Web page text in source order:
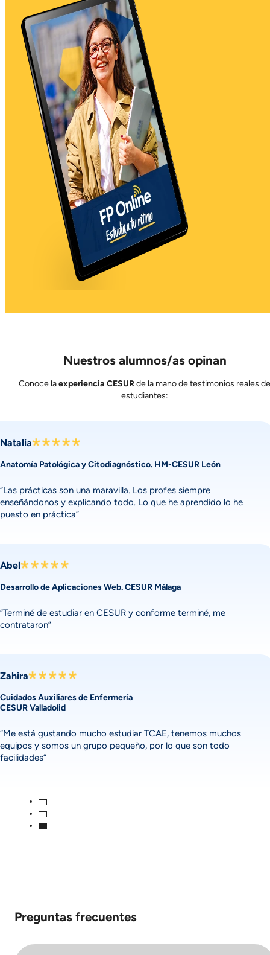
Nuestros alumnos/as opinan
Conoce laexperiencia CESURde la mano de testimonios reales de
estudiantes:
Natalia
Anatomía Patológica y Citodiagnóstico. HM-CESUR León
“Las prácticas son una maravilla. Los profes siempre
enseñándonos y explicando todo. Lo que he aprendido lo he
puesto en práctica”
Abel
Desarrollo de Aplicaciones Web. CESUR Málaga
“Terminé de estudiar en CESUR y conforme terminé, me
contrataron”
Zahira
Cuidados Auxiliares de Enfermería
CESUR Valladolid
“Me está gustando mucho estudiar TCAE, tenemos muchos
equipos y somos un grupo pequeño, por lo que son todo
facilidades”
Preguntas frecuentes